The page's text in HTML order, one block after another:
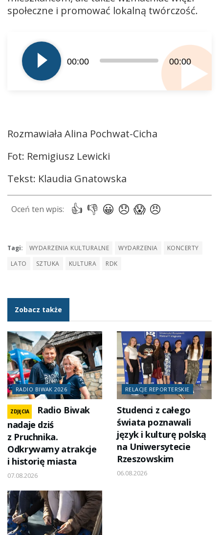
społeczne i promować lokalną twórczość.
plików
dźwiękowych
00:00 00:00
Rozmawiała Alina Pochwat-Cicha
Fot: Remigiusz Lewicki
Tekst: Klaudia Gnatowska
Tagi: WYDARZENIA KULTURALNE WYDARZENIA
KONCERTY
LATO
SZTUKA KULTURA RDK
Zobacz także
RADIO BIWAK 2026
ZDJĘCIA
Radio Biwak
nadaje dziś
z Pruchnika.
Odkrywamy atrakcje
i historię miasta
07.08.2026
RELACJE REPORTERSKIE
Studenci z całego
świata poznawali
język i kulturę polską
na Uniwersytecie
Rzeszowskim
06.08.2026